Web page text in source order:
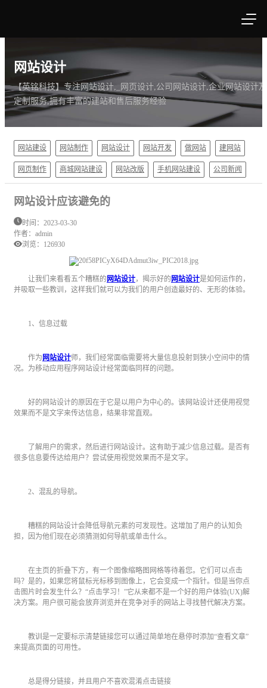
网站设计
【英铭科技】专注网站设计,_网页设计,公司网站设计,企业网站设计及
定制服务,拥有丰富的建站和售后服务经验
网站建设 网站制作 网站设计 网站开发 做网站 建网站
网页制作 商城网站建设 网站改版 手机网站建设 公司新闻
网站设计应该避免的
时间：2023-03-30
作者：admin
浏览： 126930
让我们来看看五个糟糕的 网站设计，揭示好的 网站设计是如何运作的，
并吸取一些教训，这样我们就可以为我们的用户创造最好的、无形的体验。
1、信息过载
作为 网站设计师，我们经常面临需要将大量信息投射到狭小空间中的情
况。为移动应用程序网站设计经常面临同样的问题。
好的网站设计的原因在于它是以用户为中心的。该网站设计还使用视觉
效果而不是文字来传达信息，结果非常直观。
了解用户的需求，然后进行网站设计。这有助于减少信息过载。是否有
很多信息要传达给用户？尝试使用视觉效果而不是文字。
2、混乱的导航。
糟糕的网站设计会降低导航元素的可发现性。这增加了用户的认知负
担，因为他们现在必须猜测如何导航或单击什么。
在主页的折叠下方，有一个图像缩略图网格等待着您。它们可以点击
吗？是的，如果您将鼠标光标移到图像上，它会变成一个指针。但是当你点
击图片时会发生什么？“点击学习！”它从来都不是一个好的用户体验(UX)解
决方案。用户很可能会放弃浏览并在竞争对手的网站上寻找替代解决方案。
教训是一定要标示清楚链接您可以通过简单地在悬停时添加“查看文章”
来提高页面的可用性。
总是得分链接，并且用户不喜欢混淆点击链接